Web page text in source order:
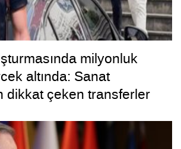
milyonluk
altında: Sanat
dikkat çeken transferler